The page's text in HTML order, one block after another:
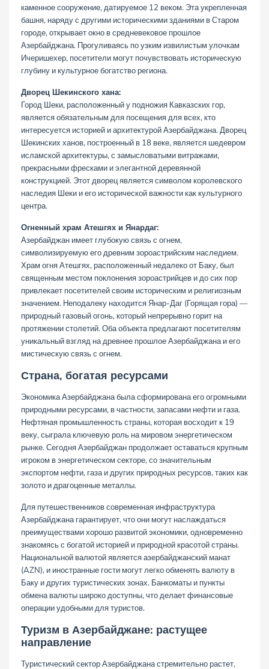
каменное сооружение, датируемое 12 веком. Эта укрепленная
башня, наряду с другими историческими зданиями в Старом
городе, открывает окно в средневековое прошлое
Азербайджана. Прогуливаясь по узким извилистым улочкам
Ичеришехер, посетители могут почувствовать историческую
глубину и культурное богатство региона.
Дворец Шекинского хана:
Город Шеки, расположенный у подножия Кавказских гор,
является обязательным для посещения для всех, кто
интересуется историей и архитектурой Азербайджана. Дворец
Шекинских ханов, построенный в 18 веке, является шедевром
исламской архитектуры, с замысловатыми витражами,
прекрасными фресками и элегантной деревянной
конструкцией. Этот дворец является символом королевского
наследия Шеки и его исторической важности как культурного
центра.
Огненный храм Атешгях и Янардаг:
Азербайджан имеет глубокую связь с огнем,
символизируемую его древним зороастрийским наследием.
Храм огня Атешгях, расположенный недалеко от Баку, был
священным местом поклонения зороастрийцев и до сих пор
привлекает посетителей своим историческим и религиозным
значением. Неподалеку находится Янар-Даг (Горящая гора) —
природный газовый огонь, который непрерывно горит на
протяжении столетий. Оба объекта предлагают посетителям
уникальный взгляд на древнее прошлое Азербайджана и его
мистическую связь с огнем.
Страна, богатая ресурсами
Экономика Азербайджана была сформирована его огромными
природными ресурсами, в частности, запасами нефти и газа.
Нефтяная промышленность страны, которая восходит к 19
веку, сыграла ключевую роль на мировом энергетическом
рынке. Сегодня Азербайджан продолжает оставаться крупным
игроком в энергетическом секторе, со значительным
экспортом нефти, газа и других природных ресурсов, таких как
золото и драгоценные металлы.
Для путешественников современная инфраструктура
Азербайджана гарантирует, что они могут наслаждаться
преимуществами хорошо развитой экономики, одновременно
знакомясь с богатой историей и природной красотой страны.
Национальной валютой является азербайджанский манат
(AZN), и иностранные гости могут легко обменять валюту в
Баку и других туристических зонах. Банкоматы и пункты
обмена валюты широко доступны, что делает финансовые
операции удобными для туристов.
Туризм в Азербайджане: растущее
направление
Туристический сектор Азербайджана стремительно растет,